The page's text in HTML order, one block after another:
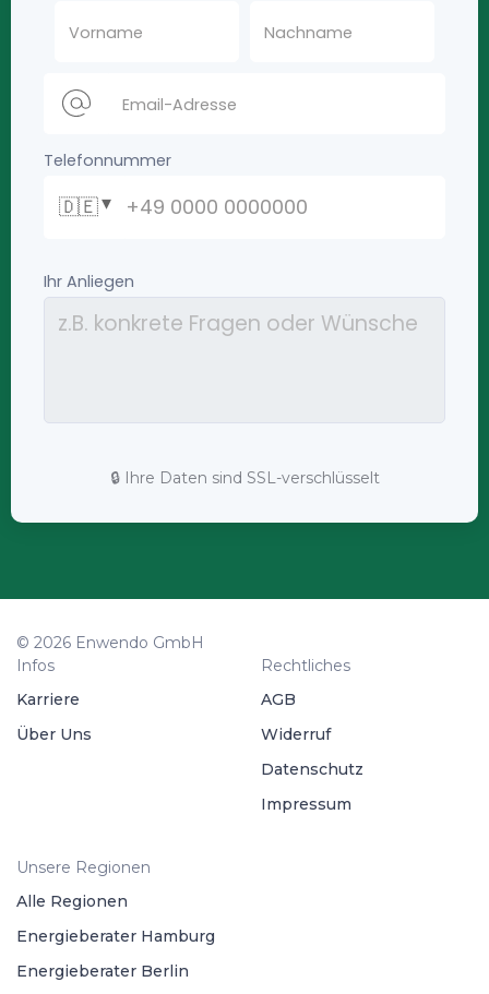
🔒 Ihre Daten sind SSL-verschlüsselt
© 2026 Enwendo GmbH
Infos
Karriere
Über Uns
Rechtliches
AGB
Widerruf
Datenschutz
Impressum
Unsere Regionen
Alle Regionen
Energieberater Hamburg
Energieberater Berlin